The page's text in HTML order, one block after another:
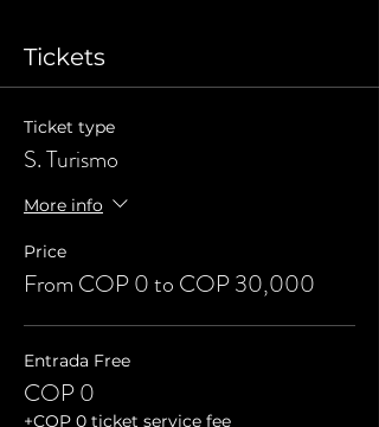
Tickets
Ticket type
S. Turismo
More info
Price
From COP 0 to COP 30,000
Entrada Free
COP 0
+COP 0 ticket service fee